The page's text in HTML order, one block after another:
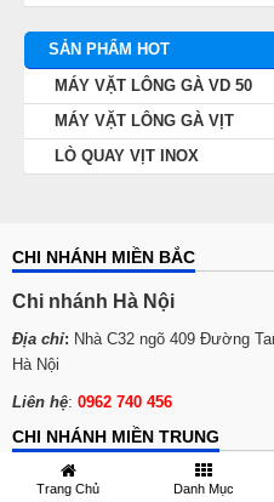
SẢN PHẨM HOT
MÁY VẶT LÔNG GÀ VD 50
MÁY VẶT LÔNG GÀ VỊT
LÒ QUAY VỊT INOX
CHI NHÁNH MIỀN BẮC
Chi nhánh Hà Nội
Địa chỉ: Nhà C32 ngõ 409 Đường
Hà Nội
Liên hệ: 0962 740 456
CHI NHÁNH MIỀN TRUNG
Chi nhánh Thanh Hóa
Trang Chủ Danh Mục